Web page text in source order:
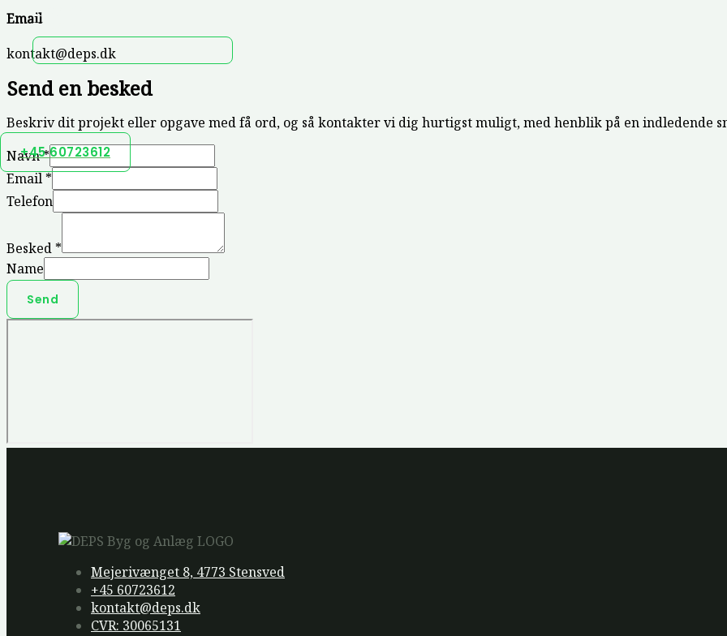
Projekter
DEPS
+45 60723612
Email
kontakt@deps.dk
Send en besked
Beskriv dit projekt eller opgave med få ord, og så kontakter vi dig hurtigst muligt, med henblik på en indledende
Navn*
Email *
Telefon
Besked *
Name
Send
Mejerivænget 8, 4773 Stensved
+45 60723612
kontakt@deps.dk
CVR: 30065131